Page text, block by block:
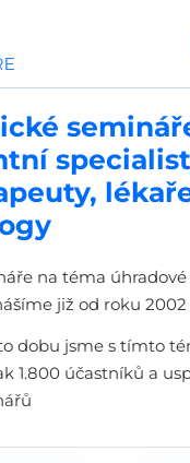
na téma
již od roku 2002
dobu jsme s tímto
1.800 účastníků a